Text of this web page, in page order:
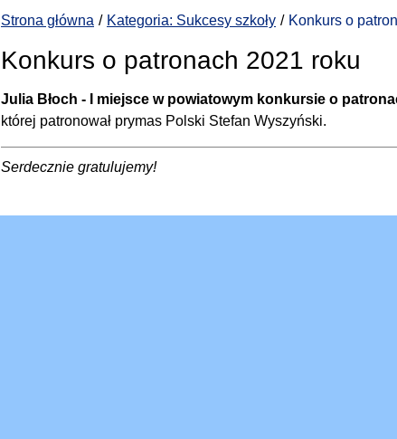
Strona główna Kategoria: Sukcesy szkoły Konkurs o
Konkurs o patronach 2021 roku
Julia Błoch - I miejsce w powiatowym konkursie o
której patronował prymas Polski Stefan Wyszyński.
Serdecznie gratulujemy!